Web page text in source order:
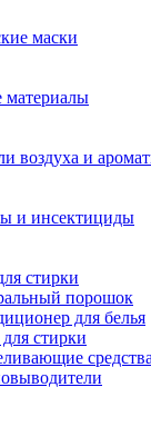
маски
материалы
воздуха и
и инсектициды
стирки
порошок
для белья
для стирки